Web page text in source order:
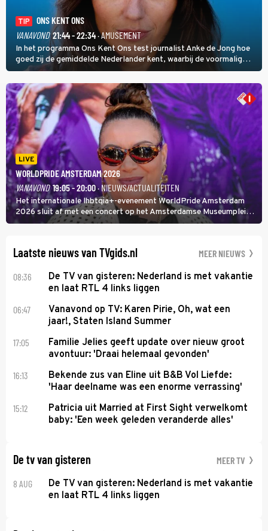
TIP
ONS KENT ONS
VANAVOND 21:44 - 22:34· AMUSEMENT
In het programma Ons Kent Ons test journalist Anke de Jong hoe
goed zij de gemiddelde Nederlander kent, waarbij de voormalig
hoofdredacteur van modebladen Glamour en Elle het samen met
rapper Keizer opneemt tegen Edson da Graça en Marc-Marie
Huijbregts.
LIVE
WORLDPRIDE AMSTERDAM 2026
VANAVOND 19:05 - 20:00· NIEUWS/ACTUALITEITEN
Het internationale lhbtqia+-evenement WorldPride Amsterdam
2026 sluit af met een concert op het Amsterdamse Museumplein.
Anita Doth is een van de optredende artiesten. In de jaren 90
Laatste nieuws van TVgids.nl MEER NIEUWS
08:36
De TV van gisteren: Nederland is met vakantie
en laat RTL 4 links liggen
06:47
Vanavond op TV: Karen Pirie, Oh, wat een
jaar!, Staten Island Summer
17:05
Familie Jelies geeft update over nieuw groot
avontuur: 'Draai helemaal gevonden'
16:13
Bekende zus van Eline uit B&B Vol Liefde:
'Haar deelname was een enorme verrassing'
15:12
Patricia uit Married at First Sight verwelkomt
baby: 'Een week geleden veranderde alles'
De tv van gisteren MEER TV
8 AUG
De TV van gisteren: Nederland is met vakantie
en laat RTL 4 links liggen